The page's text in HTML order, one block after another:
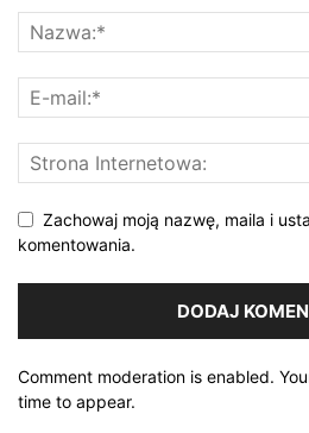
Zachowaj moją nazwę, maila i
komentowania.
Comment moderation is enabled.
time to appear.